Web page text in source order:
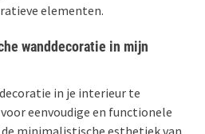
elementen.
wanddecoratie in mijn
in je interieur te
eenvoudige en functionele
minimalistische esthetiek van